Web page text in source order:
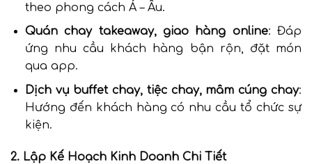
theo phong cách Á – Âu.
Quán chay takeaway, giao hàng online: Đáp
ứng nhu cầu khách hàng bận rộn, đặt món
qua app.
Dịch vụ buffet chay, tiệc chay, mâm cúng chay:
Hướng đến khách hàng có nhu cầu tổ chức sự
kiện.
2. Lập Kế Hoạch Kinh Doanh Chi Tiết